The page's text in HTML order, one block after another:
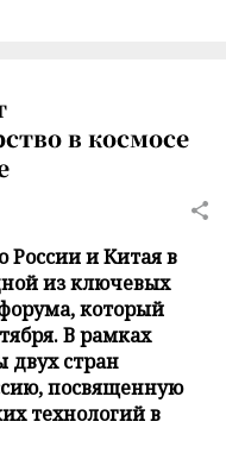
в космосе
России и Китая в
из ключевых
который
В рамках
двух стран
посвященную
технологий в